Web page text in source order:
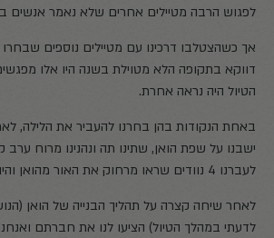
לפגוש הרבה מטיילים אחרים שלא נאמר אנשים
אך כשהצטלבו דרכינו עם מטיילים נוספים
דווקא בתקופה הלא מטוילת בשנה היו אלו
הטיול היה נראה אחרת.
באחת הנקודות בהן בחרנו להעביר את הלילה,
ישבנו על שפת הואן, שתינו תה ונהנינו מרוח ערב
לעברנו 4 נוודים שראו מרחוק את האור מהואן והיו ככל הנראה סקרנים.
לאחר שיחה קצרה על תהליך הבנייה של הואן
לדעתי במהלך הטיול) הציעו לנו את חברתם ואנחנו